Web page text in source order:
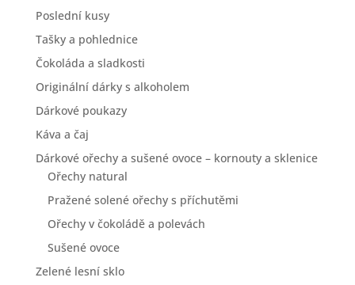
Poslední kusy
Tašky a pohlednice
Čokoláda a sladkosti
Originální dárky s alkoholem
Dárkové poukazy
Káva a čaj
Dárkové ořechy a sušené ovoce – kornouty a sklenice
Ořechy natural
Pražené solené ořechy s příchutěmi
Ořechy v čokoládě a polevách
Sušené ovoce
Zelené lesní sklo